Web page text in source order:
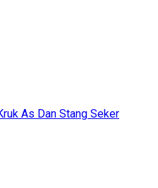
As Dan Stang Seker